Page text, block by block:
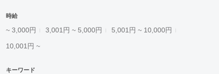
時給
~ 3,000円 3,001円 ~ 5,000円 5,001円 ~ 10,000円
10,001円 ~
キーワード